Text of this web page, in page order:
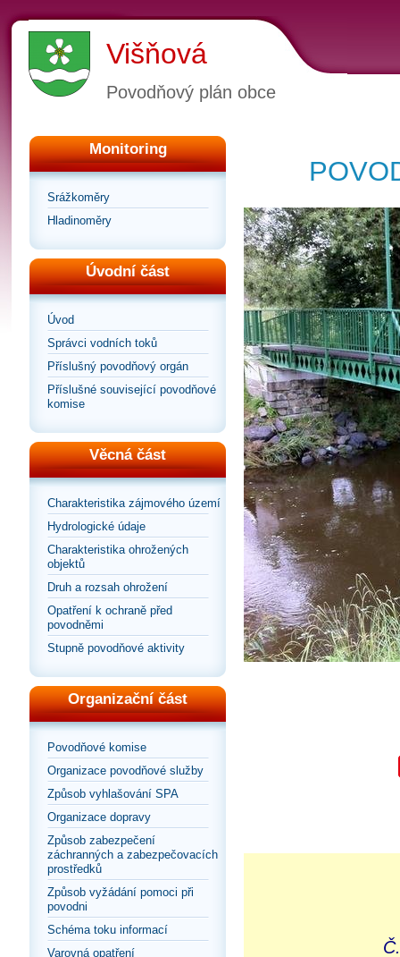
Višňová
Povodňový plán obce
Monitoring
Srážkoměry
Hladinoměry
Úvodní část
Úvod
Správci vodních toků
Příslušný povodňový orgán
Příslušné související povodňové
komise
Věcná část
Charakteristika zájmového území
Hydrologické údaje
Charakteristika ohrožených
objektů
Druh a rozsah ohrožení
Opatření k ochraně před
povodněmi
Stupně povodňové aktivity
Organizační část
Povodňové komise
Organizace povodňové služby
Způsob vyhlašování SPA
Organizace dopravy
Způsob zabezpečení
záchranných a zabezpečovacích
prostředků
Způsob vyžádání pomoci při
povodni
Schéma toku informací
Varovná opatření